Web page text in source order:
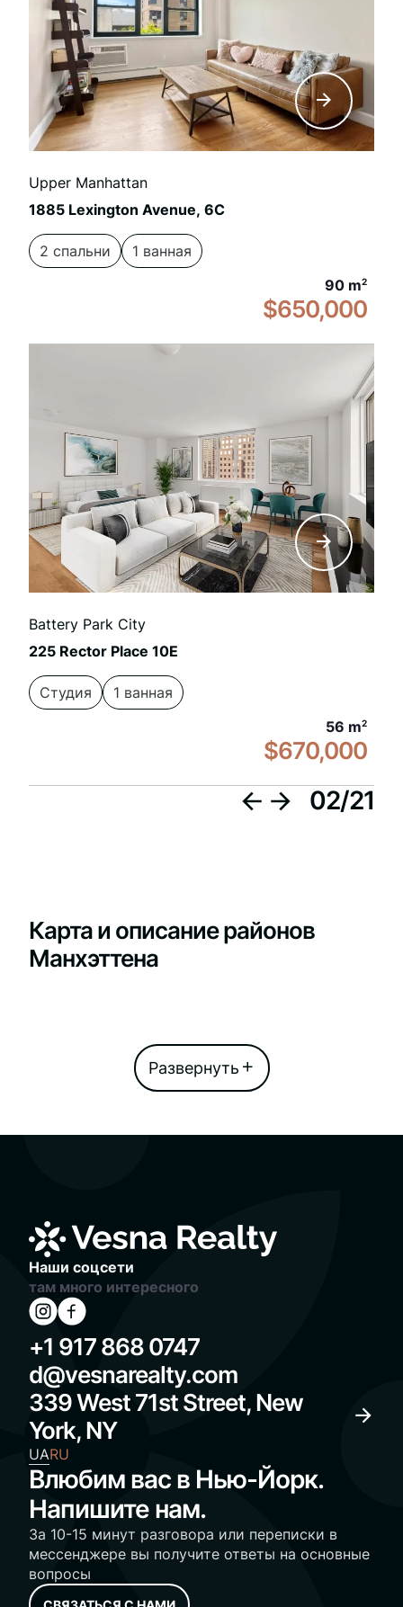
Upper Manhattan
1885 Lexington Avenue, 6C
2 спальни
1 ванная
90 m2
$650,000
Battery Park City
225 Rector Place 10E
Студия
1 ванная
56 m2
$670,000
02/21
Карта и описание районов
Манхэттена
Наши соцсети
там много интересного
+1 917 868 0747
d@vesnarealty.com
339 West 71st Street, New
York, NY
UARU
Влюбим вас в Нью-Йорк.
Напишите нам.
За 10-15 минут разговора или переписки в
мессенджере вы получите ответы на основные
вопросы